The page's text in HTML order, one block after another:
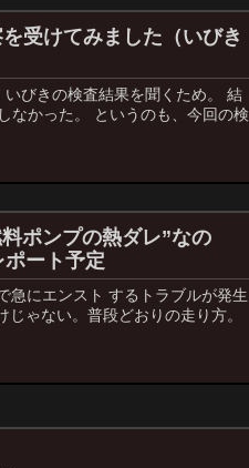
受けてみました（いびき
びきの検査結果を聞くため。 結
なかった。 というのも、今回の検
ポンプの熱ダレ”なの
ート予定
急にエンスト するトラブルが発生
ゃない。普段どおりの走り方。